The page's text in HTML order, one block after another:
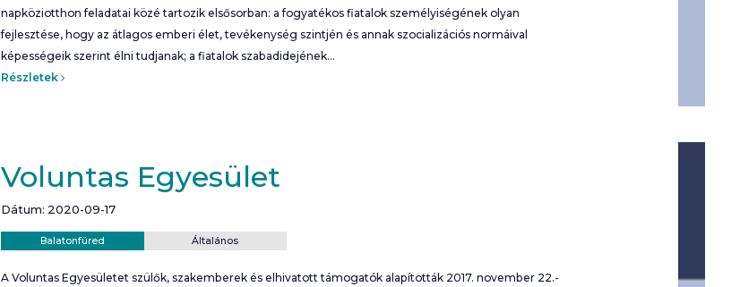
napköziotthon feladatai közé tartozik elsősorban: a fogyatékos fiatalok személyiségének olyan
fejlesztése, hogy az átlagos emberi élet, tevékenység szintjén és annak szocializációs normáival
képességeik szerint élni tudjanak; a fiatalok szabadidejének…
Részletek
Voluntas Egyesület
Dátum: 2020-09-17
Helyszín:Balatonfüred
Kategória: Általános
A Voluntas Egyesületet szülők, szakemberek és elhivatott támogatók alapították 2017. november 22.-